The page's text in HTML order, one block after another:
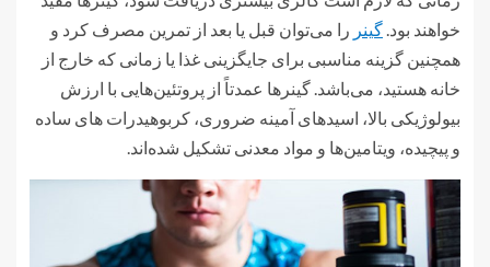
خواهند بود. گینر را می‌توان قبل یا بعد از تمرین مصرف کرد و
همچنین گزینه مناسبی برای جایگزینی غذا یا زمانی که خارج از
خانه هستید، می‌باشد. گینرها عمدتاً از پروتئین‌هایی با ارزش
بیولوژیکی بالا، اسیدهای آمینه ضروری، کربوهیدرات های ساده
و پیچیده، ویتامین‌ها و مواد معدنی تشکیل شده‌اند.